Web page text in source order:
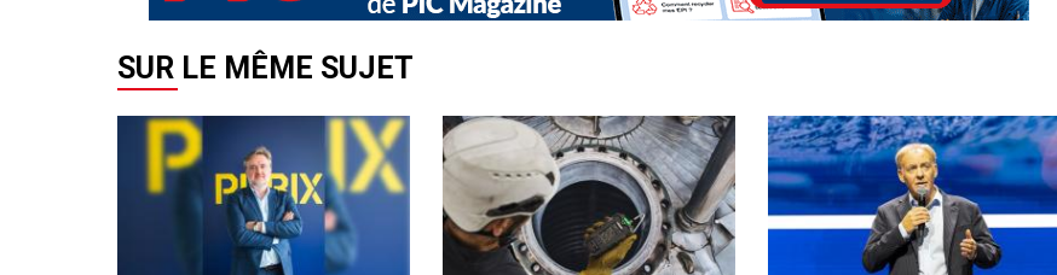
SUR LE MÊME SUJET